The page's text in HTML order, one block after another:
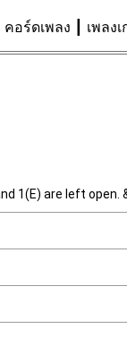
คอร์ดเพลง เพลงเ
1(E) are left open.